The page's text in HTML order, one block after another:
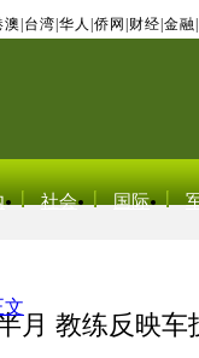
澳 台湾 华人 侨网 财经 金融
社会 国际
文
月 教练反映车